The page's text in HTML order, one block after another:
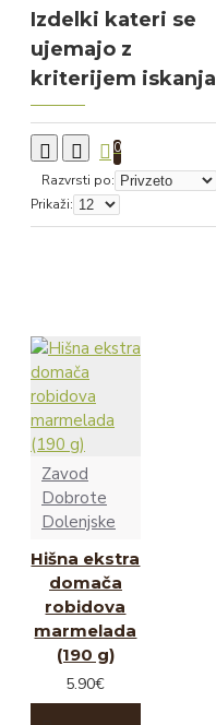
Izdelki kateri se
ujemajo z
kriterijem iskanja
0
Razvrsti po:
Prikaži:
Zavod
Dobrote
Dolenjske
Hišna ekstra
domača
robidova
marmelada
(190 g)
5.90€